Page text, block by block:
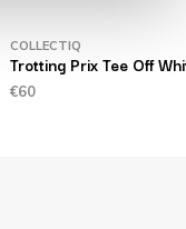
COLLECTIQ
Trotting Prix Tee Off
€60